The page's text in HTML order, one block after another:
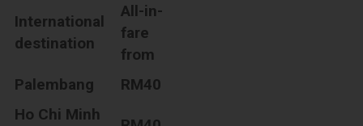
International
destination
All-in-
fare
from
Palembang
RM40
Ho Chi Minh